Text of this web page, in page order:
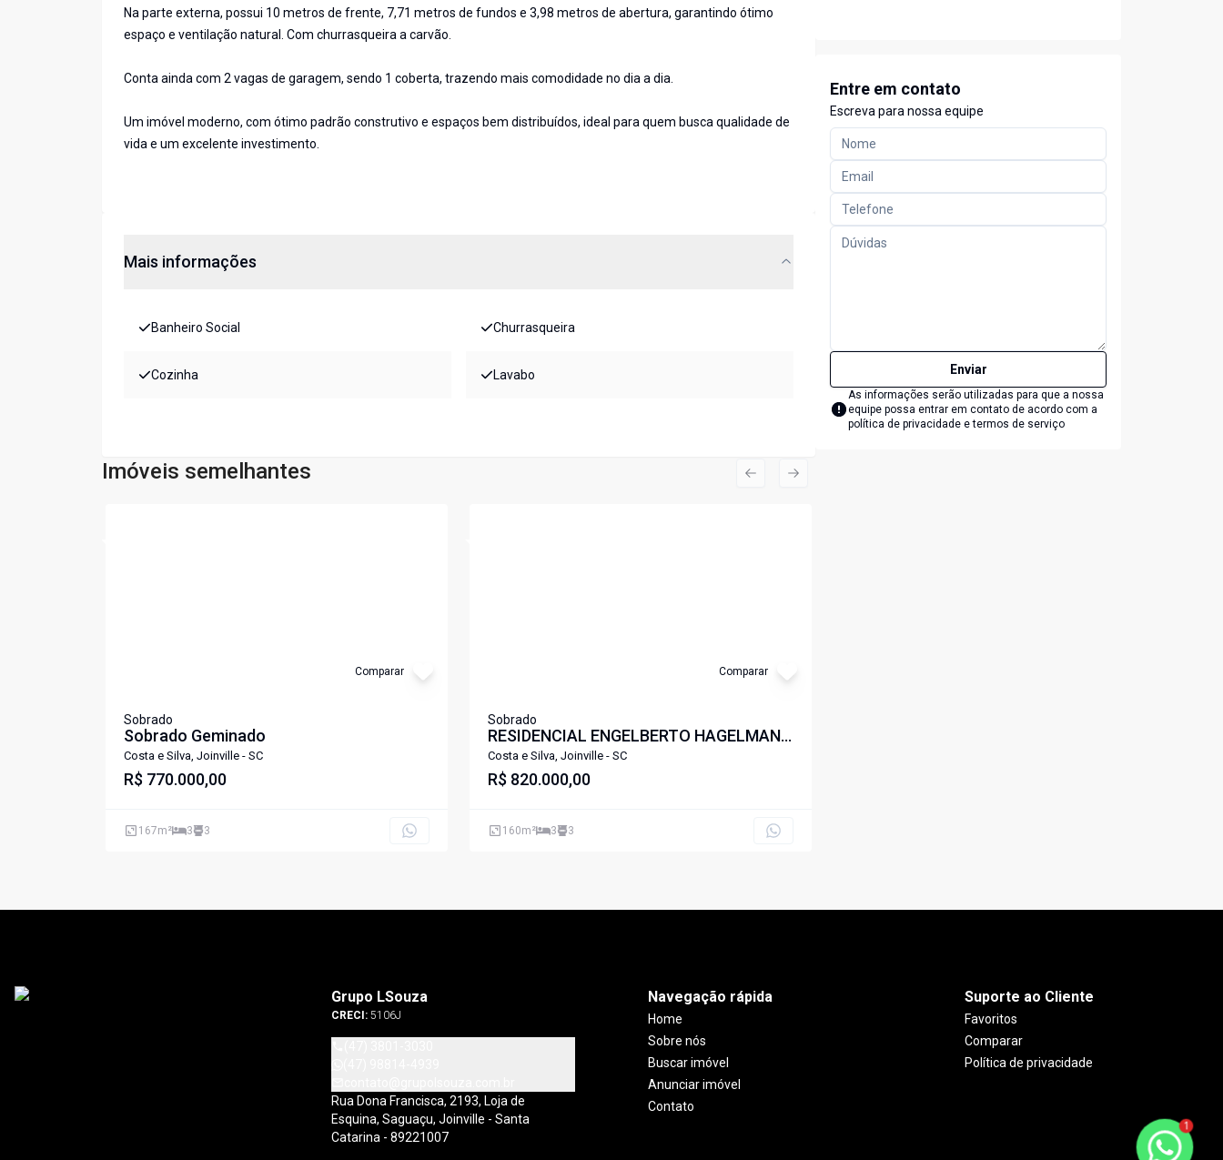
Na parte externa, possui 10 metros de frente, 7,71 metros de fundos e 3,98 metros de abertura, garantindo ótimo
espaço e ventilação natural. Com churrasqueira a carvão.
Conta ainda com 2 vagas de garagem, sendo 1 coberta, trazendo mais comodidade no dia a dia.
Um imóvel moderno, com ótimo padrão construtivo e espaços bem distribuídos, ideal para quem busca qualidade de
vida e um excelente investimento.
Mais informações
Banheiro Social Churrasqueira
Cozinha Lavabo
Imóveis semelhantes
Comparar
Sobrado
Sobrado Geminado
Costa e Silva, Joinville - SC
R$ 770.000,00
167m² 3 3
Comparar
Sobrado
RESIDENCIAL ENGELBERTO HAGELMANN
II
Costa e Silva, Joinville - SC
R$ 820.000,00
160m² 3 3
Previous slide
Next slide
Entre em contato
Escreva para nossa equipe
Enviar
As informações serão utilizadas para que a nossa
equipe possa entrar em contato de acordo com a
política de privacidade e termos de serviço
Grupo LSouza
CRECI: 5106J
Rua Dona Francisca, 2193, Loja de
Esquina, Saguaçu, Joinville - Santa
Catarina - 89221007
Navegação rápida
Home
Sobre nós
Buscar imóvel
Anunciar imóvel
Contato
Suporte ao Cliente
Favoritos
Comparar
Política de privacidade
1